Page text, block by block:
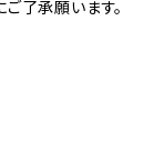
了承願います。